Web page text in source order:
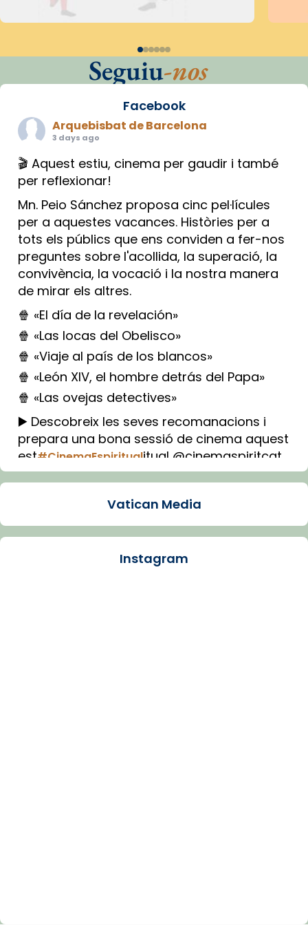
Seguiu-nos
Facebook
Arquebisbat de Barcelona
3 days ago
🎬 Aquest estiu, cinema per gaudir i també
per reflexionar!
Mn. Peio Sánchez proposa cinc pel·lícules
per a aquestes vacances. Històries per a
tots els públics que ens conviden a fer-nos
preguntes sobre l'acollida, la superació, la
convivència, la vocació i la nostra manera
de mirar els altres.
🍿 «El día de la revelación»
🍿 «Las locas del Obelisco»
🍿 «Viaje al país de los blancos»
🍿 «León XIV, el hombre detrás del Papa»
🍿 «Las ovejas detectives»
▶️ Descobreix les seves recomanacions i
prepara una bona sessió de cinema aquest
est#CinemaEspiritualitual @cinemaspiritcat
Imatge: Generada amb IA (OpenAI)
Arquebisbat de Barcelona
Vatican Media
Instagram